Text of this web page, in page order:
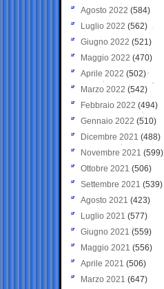
Agosto 2022 (584)
Luglio 2022 (562)
Giugno 2022 (521)
Maggio 2022 (470)
Aprile 2022 (502)
Marzo 2022 (542)
Febbraio 2022 (494)
Gennaio 2022 (510)
Dicembre 2021 (488)
Novembre 2021 (599)
Ottobre 2021 (506)
Settembre 2021 (539)
Agosto 2021 (423)
Luglio 2021 (577)
Giugno 2021(559)
Maggio 2021 (556)
Aprile 2021 (506)
Marzo 2021 (647)